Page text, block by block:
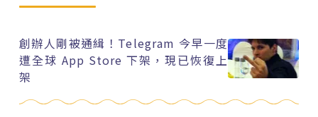
創辦人剛被通緝！Telegram 今早一度
遭全球 App Store 下架，現已恢復上
架